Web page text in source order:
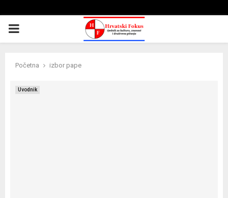
PRIMARY
Početna izbor pape
Uvodnik